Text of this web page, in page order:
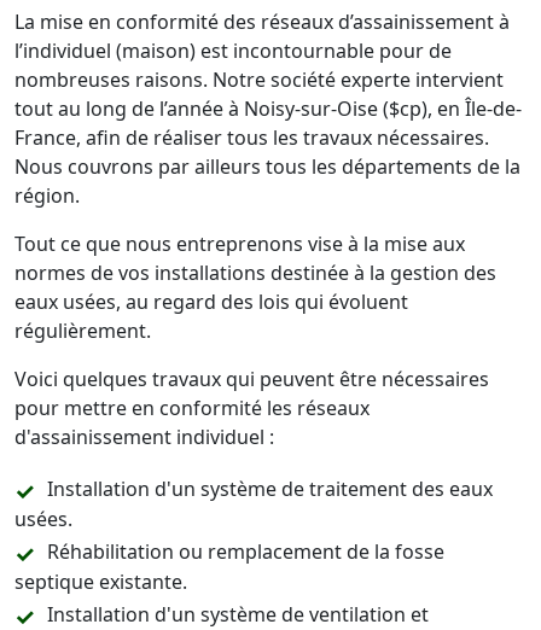
La mise en conformité des réseaux d’assainissement à
l’individuel (maison) est incontournable pour de
nombreuses raisons. Notre société experte intervient
tout au long de l’année à Noisy-sur-Oise ($cp), en Île-de-
France, afin de réaliser tous les travaux nécessaires.
Nous couvrons par ailleurs tous les départements de la
région.
Tout ce que nous entreprenons vise à la mise aux
normes de vos installations destinée à la gestion des
eaux usées, au regard des lois qui évoluent
régulièrement.
Voici quelques travaux qui peuvent être nécessaires
pour mettre en conformité les réseaux
d'assainissement individuel :
Installation d'un système de traitement des eaux
usées.
Réhabilitation ou remplacement de la fosse
septique existante.
Installation d'un système de ventilation et